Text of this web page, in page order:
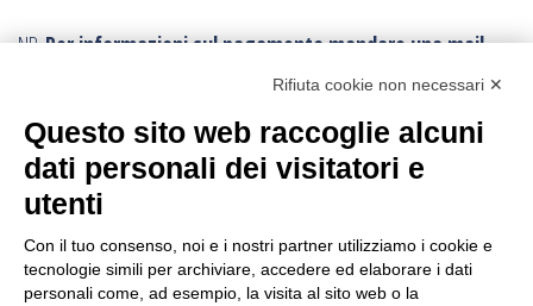
NB.Per informazioni sul pagamento mandare una mail.
Ogni ordine, avrà un costo di trasporto variabile da
speciali.Per conoscere la tariffa corretta della spedizione,
conviene fare l’ordine e poi viene inviato il corretto
tariffario: l’ordine può essere annullato in ogni momento.
I resi sono accettati con trasporto andata e ritornosempre a carico
dell’acquirente , anche in caso di rimborso.
Rifiuta cookie non necessari ✕
Questo sito web raccoglie alcuni
dati personali dei visitatori e
utenti
Con il tuo consenso, noi e i nostri partner utilizziamo i cookie e
tecnologie simili per archiviare, accedere ed elaborare i dati
personali come, ad esempio, la visita al sito web o la